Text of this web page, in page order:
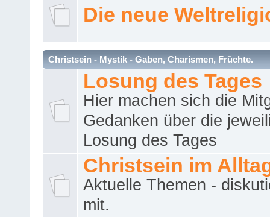
Die neue
Christsein - Mystik - Gaben, Charismen, Früchte.
Losung des Tages
Hier machen sich die
Gedanken über die
Losung des Tages
Christsein im
Aktuelle Themen -
mit.